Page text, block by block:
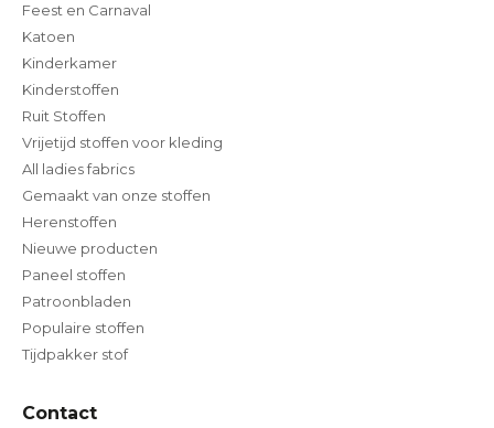
Feest en Carnaval
Katoen
Kinderkamer
Kinderstoffen
Ruit Stoffen
Vrijetijd stoffen voor kleding
All ladies fabrics
Gemaakt van onze stoffen
Herenstoffen
Nieuwe producten
Paneel stoffen
Patroonbladen
Populaire stoffen
Tijdpakker stof
Contact